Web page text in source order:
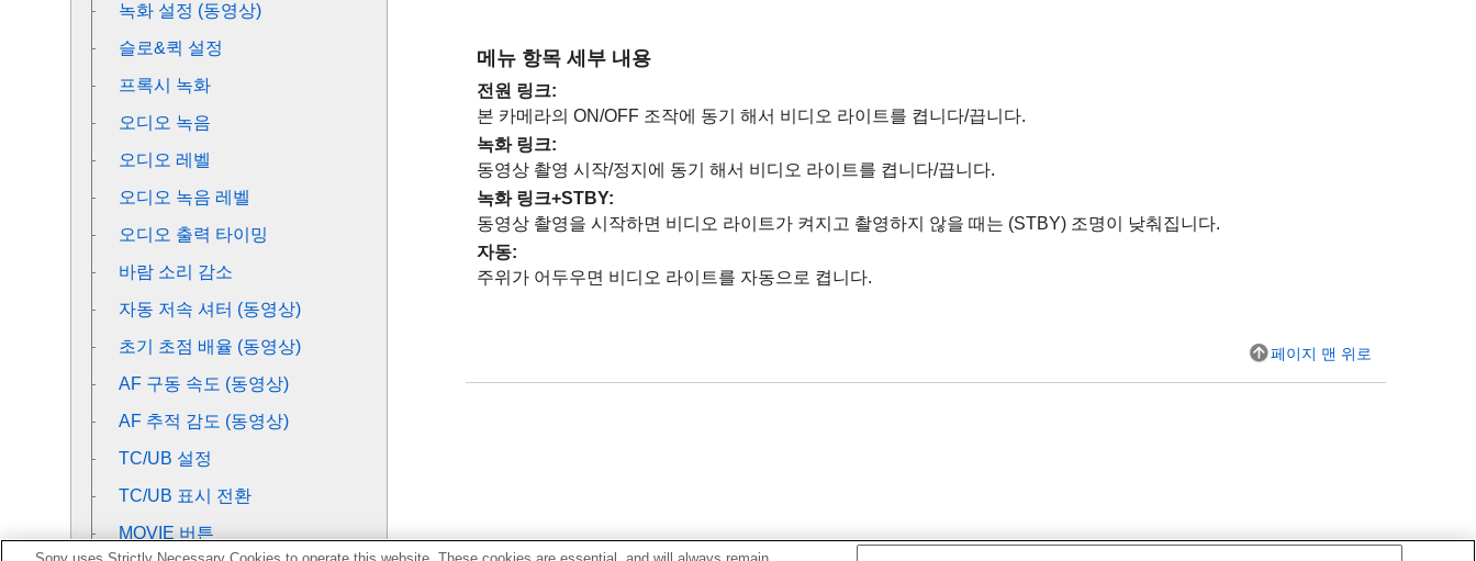
메뉴 항목 세부 내용
전원 링크:
본 카메라의 ON/OFF 조작에 동기 해서 비디오 라이트를 켭니다/끕니다.
녹화 링크:
동영상 촬영 시작/정지에 동기 해서 비디오 라이트를 켭니다/끕니다.
녹화 링크+STBY:
동영상 촬영을 시작하면 비디오 라이트가 켜지고 촬영하지 않을 때는 (STBY) 조명이 낮춰집니다.
자동:
주위가 어두우면 비디오 라이트를 자동으로 켭니다.
페이지 맨 위로
녹화 설정 (동영상)
슬로&퀵 설정
프록시 녹화
오디오 녹음
오디오 레벨
오디오 녹음 레벨
오디오 출력 타이밍
바람 소리 감소
자동 저속 셔터 (동영상)
초기 초점 배율 (동영상)
AF 구동 속도 (동영상)
AF 추적 감도 (동영상)
TC/UB 설정
TC/UB 표시 전환
MOVIE 버튼